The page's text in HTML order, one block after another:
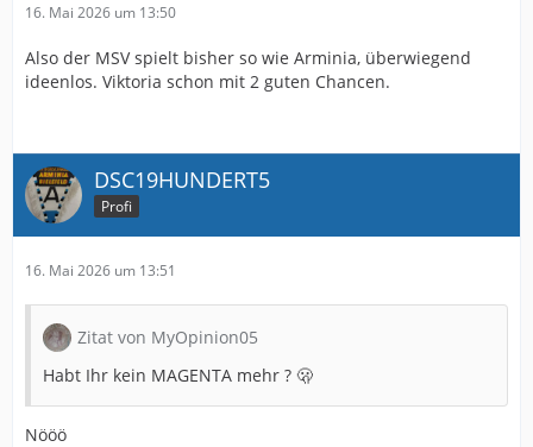
16. Mai 2026 um 13:50
Also der MSV spielt bisher so wie Arminia, überwiegend
ideenlos. Viktoria schon mit 2 guten Chancen.
DSC19HUNDERT5
Profi
16. Mai 2026 um 13:51
Zitat von MyOpinion05
Habt Ihr kein MAGENTA mehr ? 🫢
Nööö